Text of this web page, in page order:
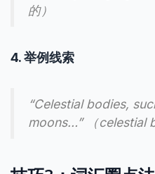
的）
4. 举例线索
“Celestial bodies,
moons…” （celestial